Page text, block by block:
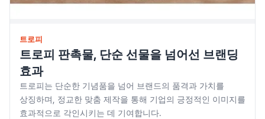
미용용품
사무용잡화
사무용품
트로피
트로피 판촉물, 단순 선물을 넘어선 브랜딩
효과
트로피는 단순한 기념품을 넘어 브랜드의 품격과 가치를
상징하며, 정교한 맞춤 제작을 통해 기업의 긍정적인 이미지를
효과적으로 각인시키는 데 기여합니다.